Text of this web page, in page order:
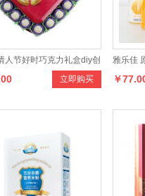
贝
乐
素
金
健
优
壮
力配方有机米粉3
段
8
个
月
宝
宝
食